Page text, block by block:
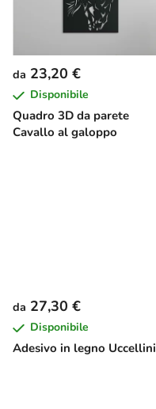
Quadro 3D da parete
Cavallo al galoppo
da 23,20 €
Disponibile
Adesivo in legno Uccellini
da 27,30 €
Disponibile